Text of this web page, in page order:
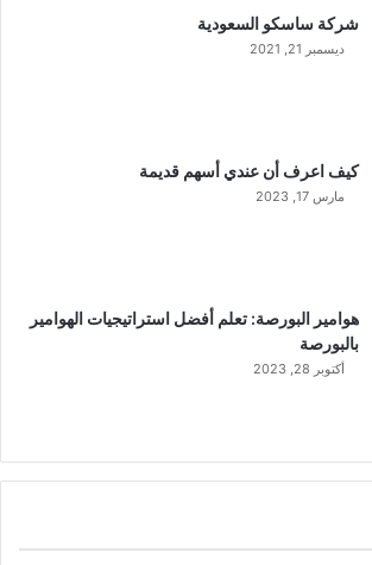
شركة ساسكو السعودية
ديسمبر 21, 2021
كيف اعرف أن عندي أسهم قديمة
مارس 17, 2023
هوامير البورصة: تعلم أفضل استراتيجيات الهوامير
بالبورصة
أكتوبر 28, 2023